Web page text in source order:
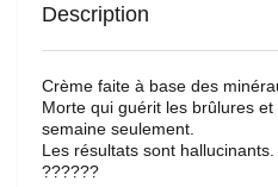
Description
Crème faite à base des
Morte qui guérit les brûlures
semaine seulement.
Les résultats sont hallucinants.
??????